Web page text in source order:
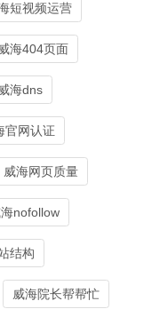
短视频运营
海404页面
海dns
官网认证
威海网页质量
海nofollow
结构
威海院长帮帮忙